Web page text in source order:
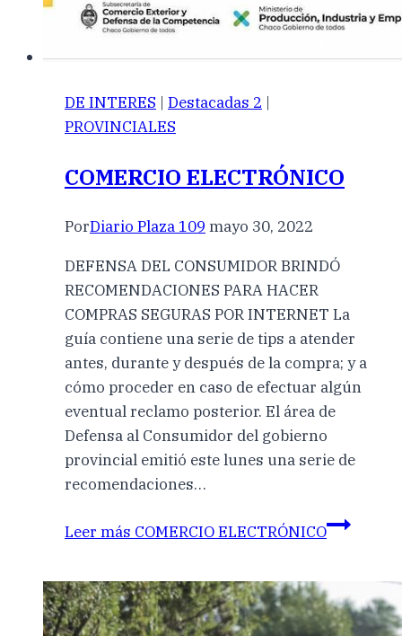
DE INTERES | Destacadas 2 |
PROVINCIALES
COMERCIO ELECTRÓNICO
PorDiario Plaza 109 mayo 30, 2022
DEFENSA DEL CONSUMIDOR BRINDÓ
RECOMENDACIONES PARA HACER
COMPRAS SEGURAS POR INTERNET La
guía contiene una serie de tips a atender
antes, durante y después de la compra; y a
cómo proceder en caso de efectuar algún
eventual reclamo posterior. El área de
Defensa al Consumidor del gobierno
provincial emitió este lunes una serie de
recomendaciones…
Leer más COMERCIO ELECTRÓNICO